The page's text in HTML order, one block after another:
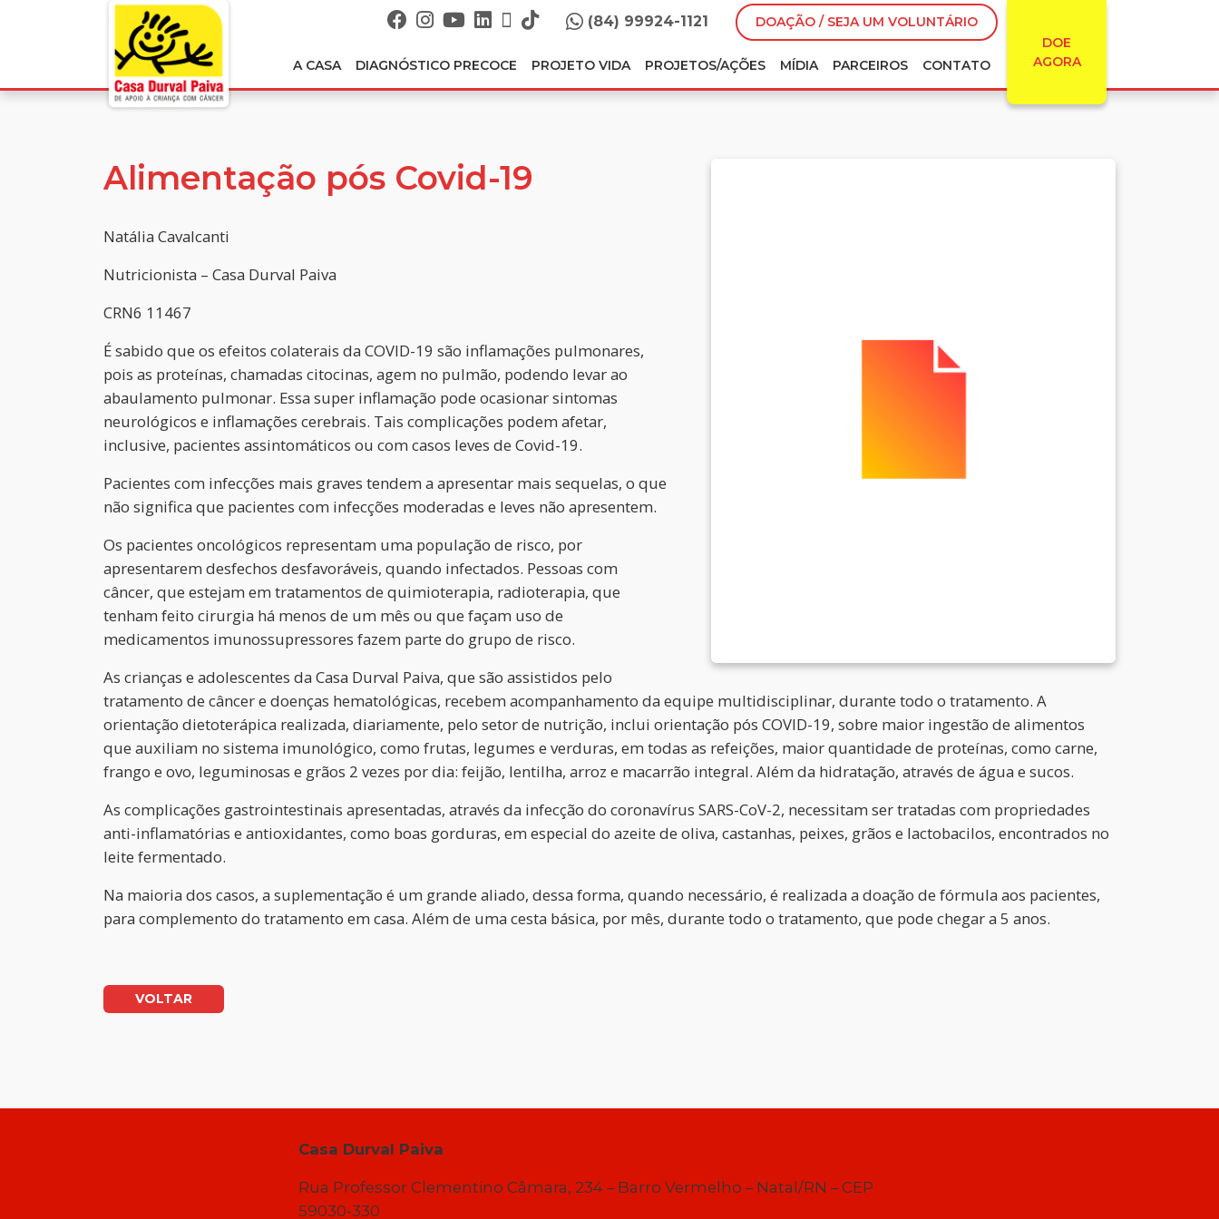
(84) 99924-1121
DOAÇÃO / SEJA UM VOLUNTÁRIO
DOE
AGORA
A CASA DIAGNÓSTICO PRECOCE PROJETO VIDA PROJETOS/AÇÕES MÍDIA PARCEIROS CONTATO
Alimentação pós Covid-19
Natália Cavalcanti
Nutricionista – Casa Durval Paiva
CRN6 11467
É sabido que os efeitos colaterais da COVID-19 são inflamações pulmonares,
pois as proteínas, chamadas citocinas, agem no pulmão, podendo levar ao
abaulamento pulmonar. Essa super inflamação pode ocasionar sintomas
neurológicos e inflamações cerebrais. Tais complicações podem afetar,
inclusive, pacientes assintomáticos ou com casos leves de Covid-19.
Pacientes com infecções mais graves tendem a apresentar mais sequelas, o que
não significa que pacientes com infecções moderadas e leves não apresentem.
Os pacientes oncológicos representam uma população de risco, por
apresentarem desfechos desfavoráveis, quando infectados. Pessoas com
câncer, que estejam em tratamentos de quimioterapia, radioterapia, que
tenham feito cirurgia há menos de um mês ou que façam uso de
medicamentos imunossupressores fazem parte do grupo de risco.
As crianças e adolescentes da Casa Durval Paiva, que são assistidos pelo
tratamento de câncer e doenças hematológicas, recebem acompanhamento da equipe multidisciplinar, durante todo o tratamento. A
orientação dietoterápica realizada, diariamente, pelo setor de nutrição, inclui orientação pós COVID-19, sobre maior ingestão de alimentos
que auxiliam no sistema imunológico, como frutas, legumes e verduras, em todas as refeições, maior quantidade de proteínas, como carne,
frango e ovo, leguminosas e grãos 2 vezes por dia: feijão, lentilha, arroz e macarrão integral. Além da hidratação, através de água e sucos.
As complicações gastrointestinais apresentadas, através da infecção do coronavírus SARS-CoV-2, necessitam ser tratadas com propriedades
anti-inflamatórias e antioxidantes, como boas gorduras, em especial do azeite de oliva, castanhas, peixes, grãos e lactobacilos, encontrados no
leite fermentado.
Na maioria dos casos, a suplementação é um grande aliado, dessa forma, quando necessário, é realizada a doação de fórmula aos pacientes,
para complemento do tratamento em casa. Além de uma cesta básica, por mês, durante todo o tratamento, que pode chegar a 5 anos.
VOLTAR
Casa Durval Paiva
Rua Professor Clementino Câmara, 234 – Barro Vermelho – Natal/RN – CEP
59030-330